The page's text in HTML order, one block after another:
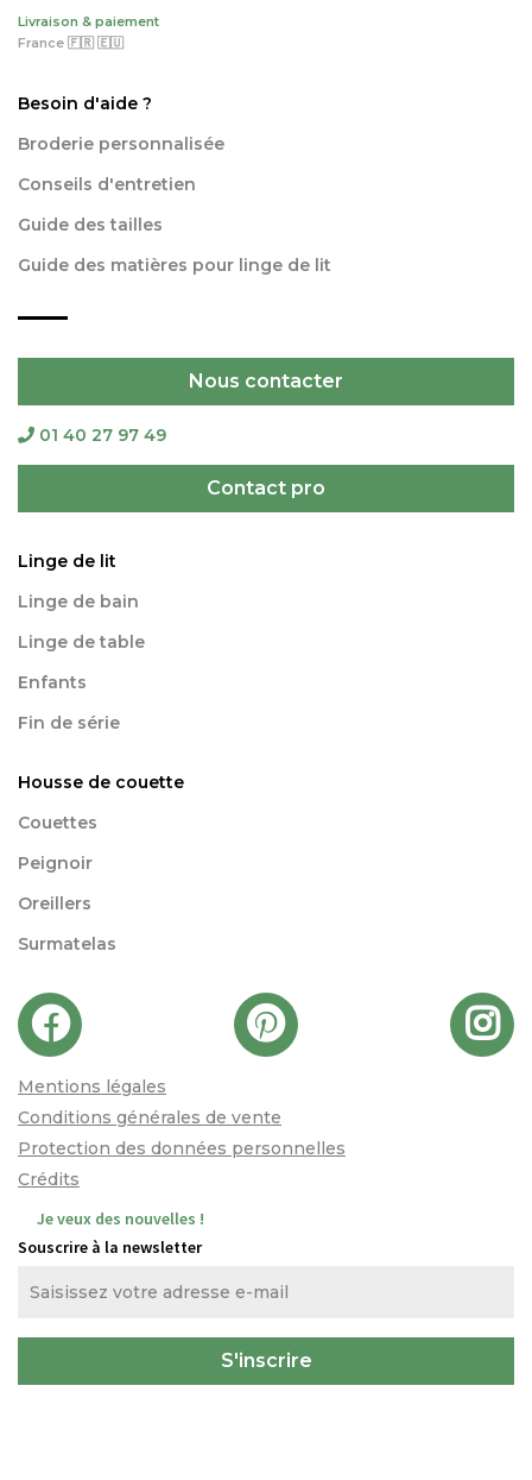
Livraison & paiement
France 🇫🇷 🇪🇺
Besoin d'aide ?
Broderie personnalisée
Conseils d'entretien
Guide des tailles
Guide des matières pour linge de lit
Nous contacter
01 40 27 97 49
Contact pro
Linge de lit
Linge de bain
Linge de table
Enfants
Fin de série
Housse de couette
Couettes
Peignoir
Oreillers
Surmatelas
Mentions légales
Conditions générales de vente
Protection des données personnelles
Crédits
Je veux des nouvelles !
Souscrire à la newsletter